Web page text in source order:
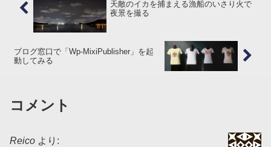
天敵のイカを捕まえる漁船のいさり火で
夜景を撮る
ブログ窓口で「Wp-MixiPublisher」を起
動してみる
コメント
Reico より: